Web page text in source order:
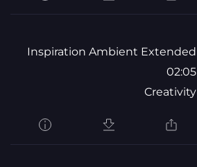
Inspiration Ambient Extended
02:05
Creativity